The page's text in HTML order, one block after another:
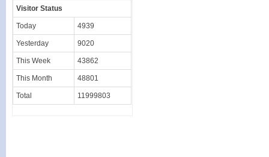
Visitor Status
Today 4939
Yesterday 9020
This Week 43862
This Month 48801
Total 11999803